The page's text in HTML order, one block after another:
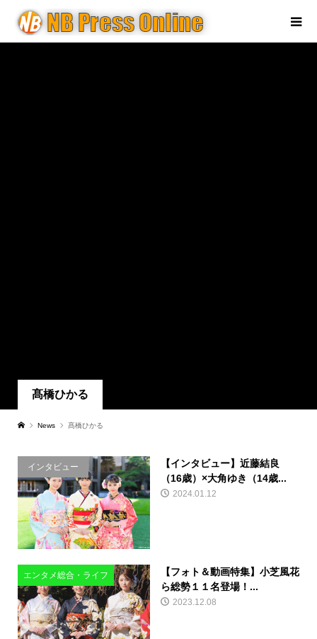
髙橋ひかる
News 髙橋ひかる
インタビュー
【インタビュー】近藤結良
（16歳）×大角ゆき（14歳...
2024.01.12
エンタメ総合・ライフ
【フォト＆動画特集】小芝風花
ら総勢１１名登場！...
2023.12.08